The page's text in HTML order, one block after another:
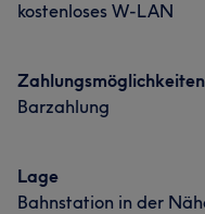
Was unsere Kunden
kostenloses W-LAN
Zahlungsmöglichkeiten
Barzahlung
Lage
Bahnstation in der